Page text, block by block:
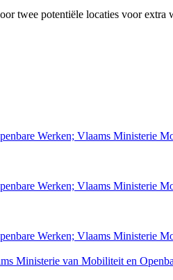
twee potentiële locaties voor extra
Werken; Vlaams Ministerie
Werken; Vlaams Ministerie
Werken; Vlaams Ministerie
Ministerie van Mobiliteit en